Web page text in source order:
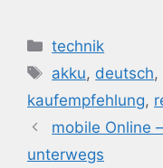
Kategorien
technik
Schlagwörter
akku, deutsch,
kaufempfehlung,
mobile Online
unterwegs